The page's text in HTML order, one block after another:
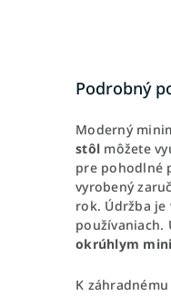
Podrobný
Moderný
stôl môžete
pre pohodlné
vyrobený
rok. Údržba je
používaniach.
okrúhlym
K